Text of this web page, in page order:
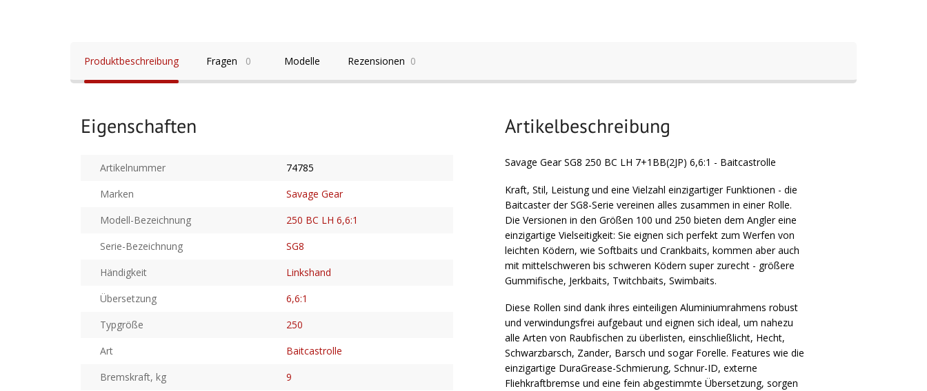
Produktbeschreibung Fragen 0 Modelle Rezensionen 0
Eigenschaften
Artikelnummer
74785
Marken
Savage Gear
Modell-Bezeichnung
250 BC LH 6,6:1
Serie-Bezeichnung
SG8
Händigkeit
Linkshand
Übersetzung
6,6:1
Typgröße
250
Art
Baitcastrolle
Bremskraft, kg
9
Artikelbeschreibung
Savage Gear SG8 250 BC LH 7+1BB(2JP) 6,6:1 - Baitcastrolle
Kraft, Stil, Leistung und eine Vielzahl einzigartiger Funktionen - die
Baitcaster der SG8-Serie vereinen alles zusammen in einer Rolle.
Die Versionen in den Größen 100 und 250 bieten dem Angler eine
einzigartige Vielseitigkeit: Sie eignen sich perfekt zum Werfen von
leichten Ködern, wie Softbaits und Crankbaits, kommen aber auch
mit mittelschweren bis schweren Ködern super zurecht - größere
Gummifische, Jerkbaits, Twitchbaits, Swimbaits.
Diese Rollen sind dank ihres einteiligen Aluminiumrahmens robust
und verwindungsfrei aufgebaut und eignen sich ideal, um nahezu
alle Arten von Raubfischen zu überlisten, einschließlicht, Hecht,
Schwarzbarsch, Zander, Barsch und sogar Forelle. Features wie die
einzigartige DuraGrease-Schmierung, Schnur-ID, externe
Fliehkraftbremse und eine fein abgestimmte Übersetzung, sorgen